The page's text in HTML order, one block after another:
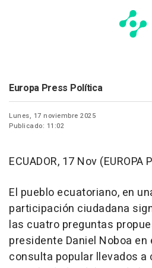
Europa Press Política
Lunes, 17 noviembre 2025
Publicado: 11:02
ECUADOR, 17 Nov (EUROPA
El pueblo ecuatoriano, en
participación ciudadana
las cuatro preguntas
presidente Daniel Noboa
consulta popular llevados a